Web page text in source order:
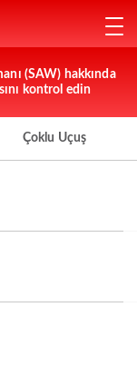
(SAW) hakkında
kontrol edin
Çoklu Uçuş